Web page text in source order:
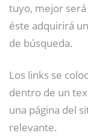
tuyo, mejor
éste adquirirá
de búsqueda.
Los links se
dentro de un
una página del
relevante.